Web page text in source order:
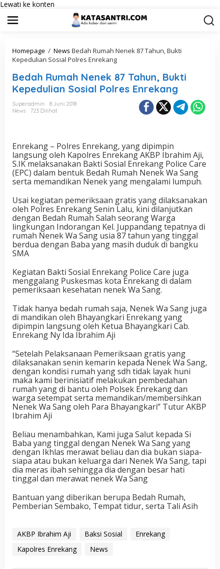
Lewati ke konten
Homepage / News Bedah Rumah Nenek 87 Tahun, Bukti
Kepedulian Sosial Polres Enrekang
Bedah Rumah Nenek 87 Tahun, Bukti
Kepedulian Sosial Polres Enrekang
Superadmin
8 Juni 2018
News
723 Dilihat
Enrekang – Polres Enrekang, yang dipimpin
langsung oleh Kapolres Enrekang AKBP Ibrahim Aji,
S.IK melaksanakan Bakti Sosial Enrekang Police Care
(EPC) dalam bentuk Bedah Rumah Nenek Wa Sang
serta memandikan Nenek yang mengalami lumpuh.
Usai kegiatan pemeriksaan gratis yang dilaksanakan
oleh Polres Enrekang Senin Lalu, kini dilanjutkan
dengan Bedah Rumah Salah seorang Warga
lingkungan Indorangan Kel. Juppandang tepatnya di
rumah Nenek Wa Sang usia 87 tahun yang tinggal
berdua dengan Baba yang masih duduk di bangku
SMA
Kegiatan Bakti Sosial Enrekang Police Care juga
menggalang Puskesmas kota Enrekang di dalam
pemeriksaan kesehatan nenek Wa Sang.
Tidak hanya bedah rumah saja, Nenek Wa Sang juga
di mandikan oleh Bhayangkari Enrekang yang
dipimpin langsung oleh Ketua Bhayangkari Cab.
Enrekang Ny Ida Ibrahim Aji
“Setelah Pelaksanaan Pemeriksaan gratis yang
dilaksanakan senin kemarin kepada Nenek Wa Sang,
dengan kondisi rumah yang sdh tidak layak huni
maka kami berinisiatif melakukan pembedahan
rumah yang di bantu oleh Polsek Enrekang dan
warga setempat serta memandikan/membersihkan
Nenek Wa Sang oleh Para Bhayangkari” Tutur AKBP
Ibrahim Aji
Beliau menambahkan, Kami juga Salut kepada Si
Baba yang tinggal dengan Nenek Wa Sang yang
dengan Ikhlas merawat beliau dan dia bukan siapa-
siapa atau bukan keluarga dari Nenek Wa Sang, tapi
dia meras ibah sehingga dia dengan besar hati
tinggal dan merawat nenek Wa Sang
Bantuan yang diberikan berupa Bedah Rumah,
Pemberian Sembako, Tempat tidur, serta Tali Asih
AKBP Ibrahim Aji Baksi Sosial
Enrekang
Kapolres Enrekang
News